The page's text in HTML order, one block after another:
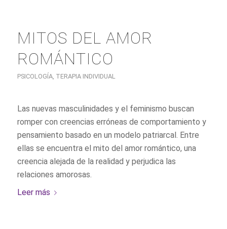
MITOS DEL AMOR
ROMÁNTICO
PSICOLOGÍA, TERAPIA INDIVIDUAL
Las nuevas masculinidades y el feminismo buscan
romper con creencias erróneas de comportamiento y
pensamiento basado en un modelo patriarcal. Entre
ellas se encuentra el mito del amor romántico, una
creencia alejada de la realidad y perjudica las
relaciones amorosas.
Leer más